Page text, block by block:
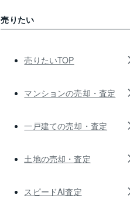
売りたい
売りたいTOP
マンションの売却・査定
一戸建ての売却・査定
土地の売却・査定
スピードAI査定